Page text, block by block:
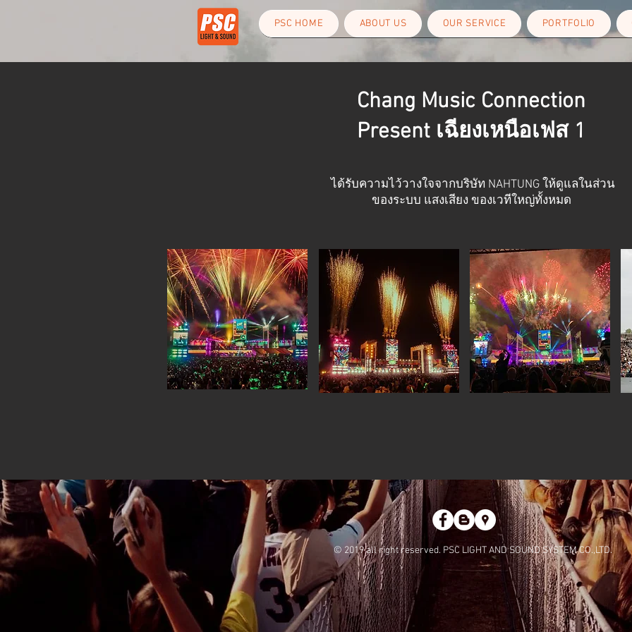
PSC HOME ABOUT US OUR SERVICE PORTFOLIO
Chang Music Connection
Present เฉียงเหนือเฟส 1
ได้รับความไว้วางใจจากบริษัท NAHTUNG ให้ดูแลในส่วน
ของระบบ แสงเสียง ของเวทีใหญ่ทั้งหมด
© 2019 all right reserved. PSC LIGHT AND SOUND SYSTEM CO.,LTD.